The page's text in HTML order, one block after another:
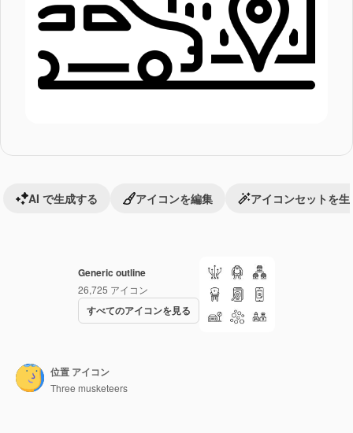
Generic outline
26,725 アイコン
すべてのアイコンを見る
AI で生成する アイコンを編集 アイコンセットを生
位置 アイコン
Three musketeers